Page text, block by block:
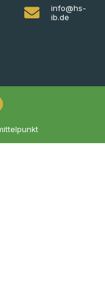
info@hs-
ib.de